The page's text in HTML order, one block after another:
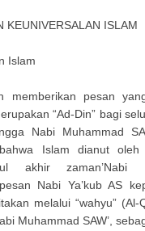
KEUNIVERSALAN ISLAM
Islam
memberikan pesan
“Ad-Din” bagi
Nabi Muhammad
Islam dianut oleh
akhir zaman’Nabi
Nabi Ya’kub AS
melalui “wahyu” (Al-
Muhammad SAW’,